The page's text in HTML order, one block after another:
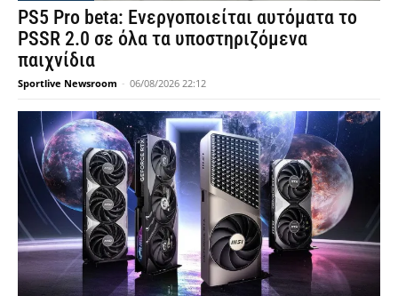
PS5 Pro beta: Ενεργοποιείται αυτόματα το
PSSR 2.0 σε όλα τα υποστηριζόμενα
παιχνίδια
Sportlive Newsroom - 06/08/2026 22:12